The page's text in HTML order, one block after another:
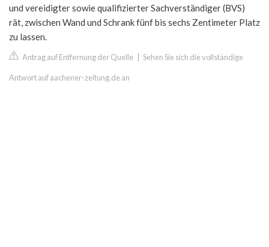
und vereidigter sowie qualifizierter Sachverständiger (BVS)
rät, zwischen Wand und Schrank fünf bis sechs Zentimeter Platz
zu lassen.
Antrag auf Entfernung der Quelle Sehen Sie sich die vollständige
Antwort auf aachener-zeitung.de an